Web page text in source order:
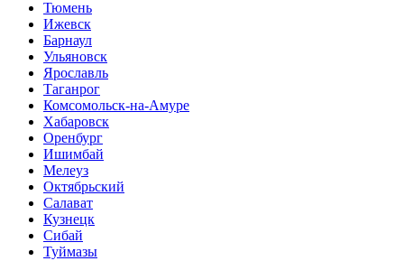
Тюмень
Ижевск
Барнаул
Ульяновск
Ярославль
Таганрог
Комсомольск-на-Амуре
Хабаровск
Оренбург
Ишимбай
Мелеуз
Октябрьский
Салават
Кузнецк
Сибай
Туймазы